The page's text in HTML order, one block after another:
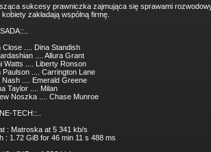
sukcesy prawniczka zajmująca się sprawami
zakładają wspólną firmę.
Close .... Dina Standish
.... Allura Grant
Watts .... Liberty Ronson
Paulson .... Carrington Lane
Nash .... Emerald Greene
Taylor .... Milan
Noszka .... Chase Munroe
TECH::..
: Matroska at 5 341 kb/s
: 1.72 GiB for 46 min 11 s 488 ms